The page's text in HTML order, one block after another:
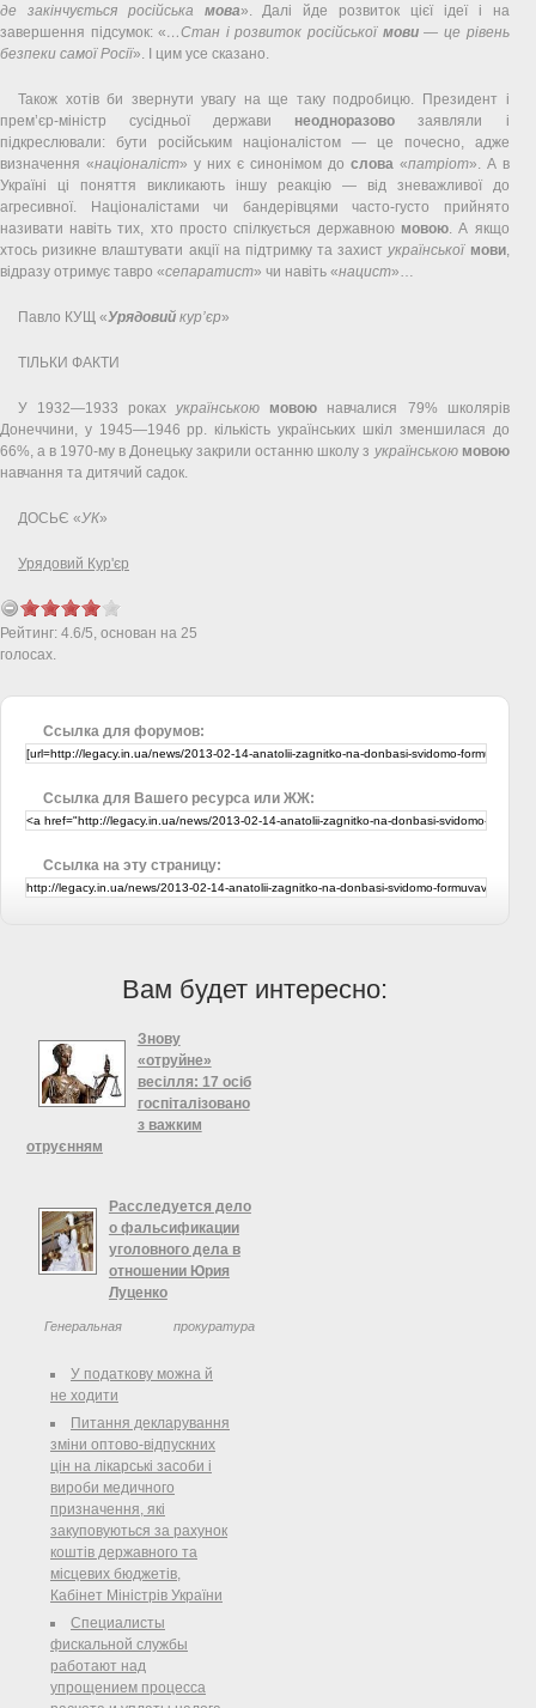
де закінчується російська мова». Далі йде розвиток цієї ідеї і на
завершення підсумок: «…Стан і розвиток російської мови— це рівень
безпеки самої Росії». І цим усе сказано.
Також хотів би звернути увагу на ще таку подробицю. Президент і
прем’єр-міністр сусідньої держави неодноразово заявляли і
підкреслювали: бути російським націоналістом — це почесно, адже
визначення «націоналіст» у них є синонімом до слова«патріот». А в
Україні ці поняття викликають іншу реакцію — від зневажливої до
агресивної. Націоналістами чи бандерівцями часто-густо прийнято
називати навіть тих, хто просто спілкується державною мовою. А якщо
хтось ризикне влаштувати акції на підтримку та захистукраїнської мови,
відразу отримує тавро «сепаратист» чи навіть «нацист»…
Павло КУЩ «Урядовий кур’єр»
ТІЛЬКИ ФАКТИ
У 1932—1933 рокахукраїнською мовою навчалися 79% школярів
Донеччини, у 1945—1946 рр. кількість українських шкіл зменшилася до
66%, а в 1970-му в Донецьку закрили останню школу з українською мовою
навчання та дитячий садок.
ДОСЬЄ «УК»
Урядовий Кур'єр
Рейтинг: 4.6/5, основан на 25
голосах.
Ссылка для форумов:
Ссылка для Вашего ресурса или ЖЖ:
Ссылка на эту страницу:
Вам будет интересно:
Знову
«отруйне»
весілля: 17 осіб
госпіталізовано
з важким
отруєнням
Немирівці, що на Житомирщині, до
інфекційного відділення центральної
районної лікарні з ознаками
харчового отруєння було
госпіталізовано 17 осіб, серед яких
Расследуется дело
о фальсификации
уголовного дела в
отношении Юрия
Луценко
Генеральная прокуратура
расследование в уголовном
производстве по заявлениям Юрия
бывших должностных лиц
Генеральной прокуратуры Украины,
У податкову можна й
не ходити
Питання декларування
зміни оптово-відпускних
цін на лікарські засоби і
вироби медичного
призначення, які
закуповуються за рахунок
коштів державного та
місцевих бюджетів,
Кабінет Міністрів України
Специалисты
фискальной службы
работают над
упрощением процесса